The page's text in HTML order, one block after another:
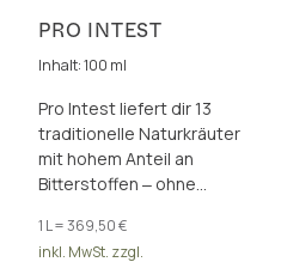
PRO INTEST
Inhalt: 100 ml
Pro Intest liefert dir 13
traditionelle Naturkräuter
mit hohem Anteil an
Bitterstoffen ‒ ohne
Zusatzstoffe.
1 L = 369,50 €
inkl. MwSt. zzgl.